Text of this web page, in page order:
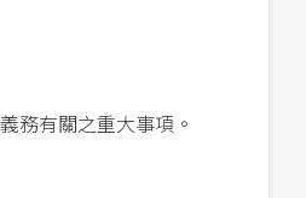
務有關之重大事項。